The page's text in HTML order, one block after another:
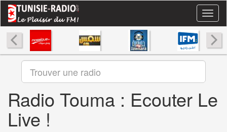
Aller
contenu
principal
Radio Touma : Ecouter Le
Live !